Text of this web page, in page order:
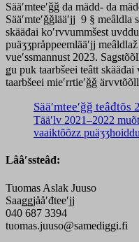
Sääʹmteeʹǧǧ da mädd- da
Sääʹmteʹǧǧlääʹjj 9 §
skääđai koʹrvvummšest
puäʒʒpråppeemlääʹjj
vueʹssmannust 2023.
ǥu puk taarbšeei teâtt
taarbšeei mieʹrrtieʹǧǧ
Sääʹmteeʹǧǧ teâđtõs
Tääʹlv 2021–2022
vaaiktõõzz
Lââʹssteâđ:
Tuomas Aslak Juuso
Saaǥǥjååʹđteeʹjj
040 687 3394
tuomas.juuso@samediggi.fi